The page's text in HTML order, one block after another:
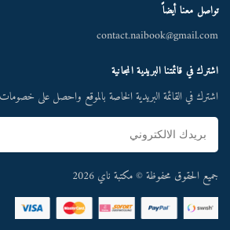
تواصل معنا أيضاً
contact.naibook@gmail.com
اشترك في قائمتنا البريدية المجانية
اشترك في القائمة البريدية الخاصة بالموقع واحصل على
جميع الحقوق محفوظة © مكتبة ناي 2026